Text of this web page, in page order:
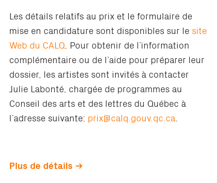
Les détails relatifs au prix et le formulaire de
mise en candidature sont disponibles sur le site
Web du CALQ . Pour obtenir de l’information
complémentaire ou de l’aide pour préparer leur
dossier, les artistes sont invités à contacter
Julie Labonté, chargée de programmes au
Conseil des arts et des lettres du Québec à
l’adresse suivante: prix@calq.gouv.qc.ca
Plus de détails